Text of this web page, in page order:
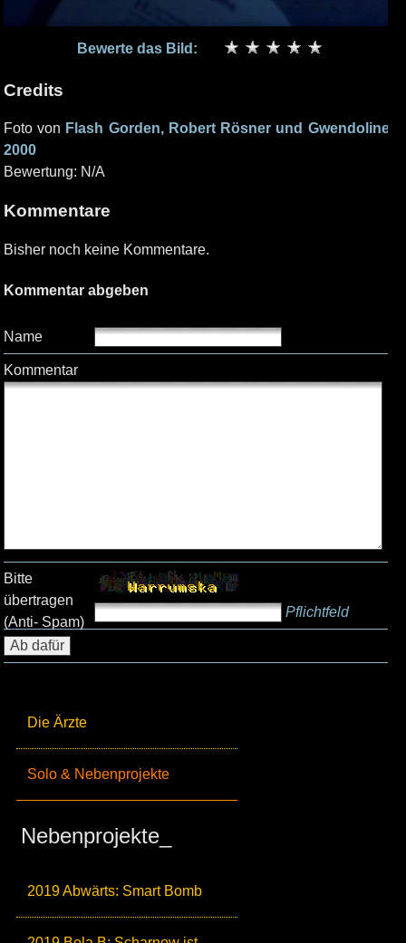
Die Ärzte
Solo & Nebenprojekte
Nebenprojekte_
2019 Abwärts: Smart Bomb
Bewerte das Bild:
Credits
Foto von Flash Gorden, Robert Rösner und Gwendoline
2000
Bewertung: N/A
Kommentare
Bisher noch keine Kommentare.
Kommentar abgeben
Name
Kommentar
Bitte
übertragen
(Anti- Spam)
Pflichtfeld